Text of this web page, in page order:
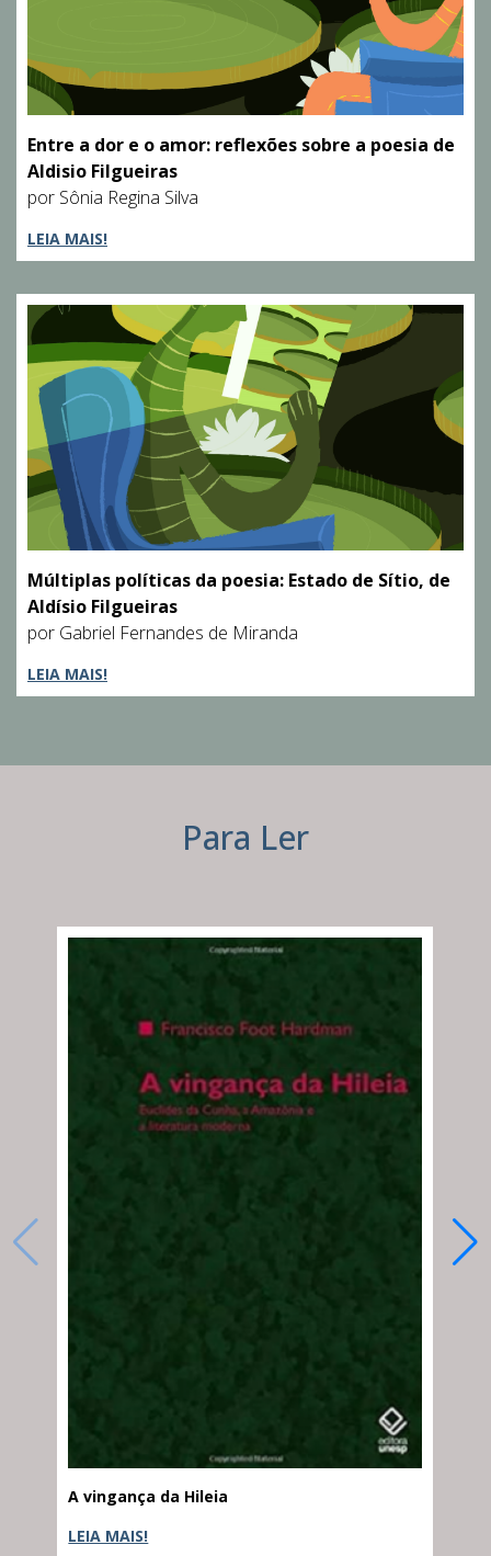
Entre a dor e o amor: reflexões sobre a poesia de
Aldisio Filgueiras
por Sônia Regina Silva
LEIA MAIS!
Múltiplas políticas da poesia: Estado de Sítio, de
Aldísio Filgueiras
por Gabriel Fernandes de Miranda
LEIA MAIS!
Para Ler
A vingança da Hileia
LEIA MAIS!